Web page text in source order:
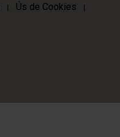
| Ús de Cookies |